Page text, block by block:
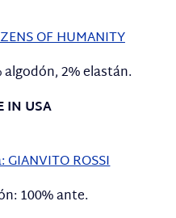
OF HUMANITY
2% elastán.
IN USA
ROSSI
100% ante.